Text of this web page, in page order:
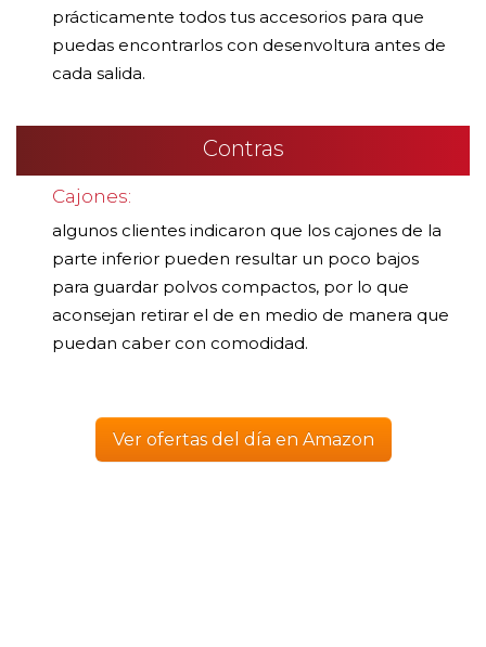
prácticamente todos tus accesorios para que
puedas encontrarlos con desenvoltura antes de
cada salida.
Contras
Cajones:
algunos clientes indicaron que los cajones de la
parte inferior pueden resultar un poco bajos
para guardar polvos compactos, por lo que
aconsejan retirar el de en medio de manera que
puedan caber con comodidad.
Ver ofertas del día en Amazon